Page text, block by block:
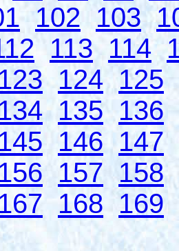
102 103
113 114
123 124 125
135 136
145 146 147
156 157 158
167 168 169